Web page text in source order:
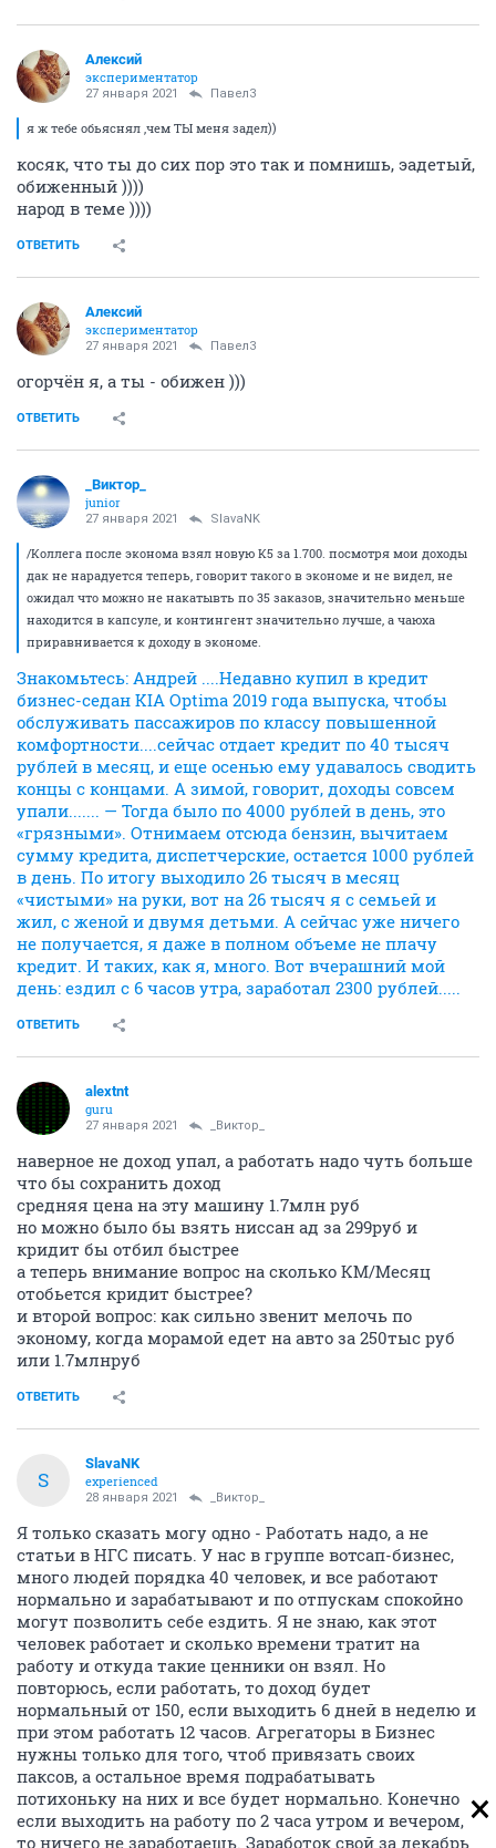
Алексий
экспериментатор
27 января 2021 Павел3
я ж тебе обьяснял ,чем ТЫ меня задел))
косяк, что ты до сих пор это так и помнишь, эадетый,
обиженный ))))
народ в теме ))))
ОТВЕТИТЬ
Алексий
экспериментатор
27 января 2021 Павел3
огорчён я, а ты - обижен )))
ОТВЕТИТЬ
_Виктор_
juniоr
27 января 2021 SlavaNK
/Коллега после эконома взял новую К5 за 1.700. посмотря мои доходы
дак не нарадуется теперь, говорит такого в экономе и не видел, не
ожидал что можно не накатывть по 35 заказов, значительно меньше
находится в капсуле, и контингент значительно лучше, а чаюха
приравнивается к доходу в экономе.
Знакомьтесь: Андрей ....Недавно купил в кредит
бизнес-седан KIA Optima 2019 года выпуска, чтобы
обслуживать пассажиров по классу повышенной
комфортности....сейчас отдает кредит по 40 тысяч
рублей в месяц, и еще осенью ему удавалось сводить
концы с концами. А зимой, говорит, доходы совсем
упали....... — Тогда было по 4000 рублей в день, это
«грязными». Отнимаем отсюда бензин, вычитаем
сумму кредита, диспетчерские, остается 1000 рублей
в день. По итогу выходило 26 тысяч в месяц
«чистыми» на руки, вот на 26 тысяч я с семьей и
жил, с женой и двумя детьми. А сейчас уже ничего
не получается, я даже в полном объеме не плачу
кредит. И таких, как я, много. Вот вчерашний мой
день: ездил с 6 часов утра, заработал 2300 рублей.....
ОТВЕТИТЬ
alextnt
guru
27 января 2021 _Виктор_
наверное не доход упал, а работать надо чуть больше
что бы сохранить доход
средняя цена на эту машину 1.7млн руб
но можно было бы взять ниссан ад за 299руб и
кридит бы отбил быстрее
а теперь внимание вопрос на сколько КМ/Месяц
отобьется кридит быстрее?
и второй вопрос: как сильно звенит мелочь по
эконому, когда морамой едет на авто за 250тыс руб
или 1.7млнруб
ОТВЕТИТЬ
S
SlavaNK
experienced
28 января 2021 _Виктор_
Я только сказать могу одно - Работать надо, а не
статьи в НГС писать. У нас в группе вотсап-бизнес,
много людей порядка 40 человек, и все работают
нормально и зарабатывают и по отпускам спокойно
могут позволить себе ездить. Я не знаю, как этот
человек работает и сколько времени тратит на
работу и откуда такие ценники он взял. Но
повторюсь, если работать, то доход будет
нормальный от 150, если выходить 6 дней в неделю и
при этом работать 12 часов. Агрегаторы в Бизнес
нужны только для того, чтоб привязать своих
паксов, а остальное время подрабатывать
потихоньку на них и все будет нормально. Конечно
если выходить на работу по 2 часа утром и вечером,
то ничего не заработаешь. Заработок свой за декабрь